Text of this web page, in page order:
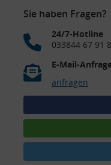
Sie haben Fragen?
24/7-Hotline
033844 67 91
E-Mail-
anfragen